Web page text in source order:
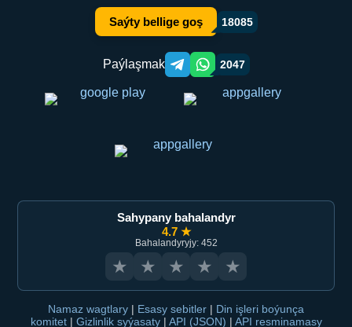
Saýty bellige goş 18085
Paýlaşmak Telegram orqali ulashish
WhatsApp orqali ulashish
2047
Sahypany bahalandyr
4.7 ★
Bahalandyryjy: 452
★ ★ ★ ★ ★
Namaz wagtlary | Esasy sebitler | Din işleri boýunça
komitet | Gizlinlik syýasaty | API (JSON) | API resminamasy